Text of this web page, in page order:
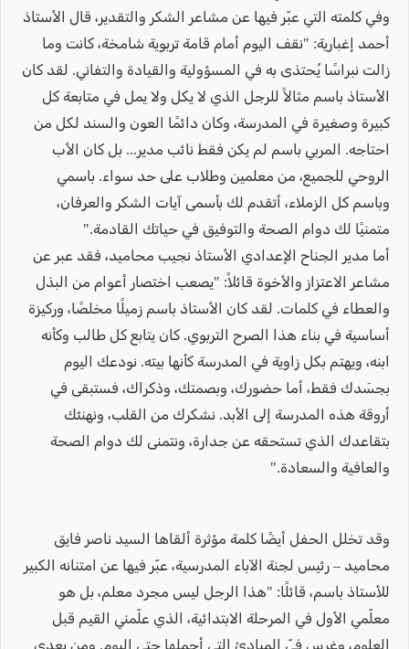
وفي كلمته التي عبّر فيها عن مشاعر الشكر والتقدير، قال الأستاذ
أحمد إغبارية: "نقف اليوم أمام قامة تربوية شامخة، كانت وما
زالت نبراسًا يُحتذى به في المسؤولية والقيادة والتفاني. لقد كان
الأستاذ باسم مثالاً للرجل الذي لا يكل ولا يمل في متابعة كل
كبيرة وصغيرة في المدرسة، وكان دائمًا العون والسند لكل من
احتاجه. المربي باسم لم يكن فقط نائب مدير... بل كان الأب
الروحي للجميع، من معلمين وطلاب على حد سواء. باسمي
وباسم كل الزملاء، أتقدم لك بأسمى آيات الشكر والعرفان،
متمنيًا لك دوام الصحة والتوفيق في حياتك القادمة."
أما مدير الجناح الإعدادي الأستاذ نجيب محاميد، فقد عبر عن
مشاعر الاعتزاز والأخوة قائلاً: "يصعب اختصار أعوام من البذل
والعطاء في كلمات. لقد كان الأستاذ باسم زميلًا مخلصًا، وركيزة
أساسية في بناء هذا الصرح التربوي. كان يتابع كل طالب وكأنه
ابنه، ويهتم بكل زاوية في المدرسة كأنها بيته. نودعك اليوم
بجسَدك فقط، أما حضورك، وبصمتك، وذكراك، فستبقى في
أروقة هذه المدرسة إلى الأبد. نشكرك من القلب، ونهنئك
بتقاعدك الذي تستحقه عن جدارة، ونتمنى لك دوام الصحة
والعافية والسعادة."
وقد تخلل الحفل أيضًا كلمة مؤثرة ألقاها السيد ناصر فايق
محاميد – رئيس لجنة الآباء المدرسية، عبّر فيها عن امتنانه الكبير
للأستاذ باسم، قائلًا: "هذا الرجل ليس مجرد معلم، بل هو
معلّمي الأول في المرحلة الابتدائية، الذي علّمني القيم قبل
العلوم، وغرس فيّ المبادئ التي أحملها حتى اليوم. ومن بعدي